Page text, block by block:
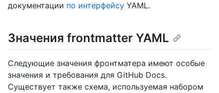
документации по интерфейсу YAML.
Значения frontmatter YAML
Следующие значения фронтматера имеют особые
значения и требования для GitHub Docs.
Существует также схема, используемая набором